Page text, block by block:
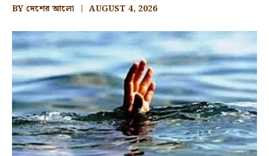
BY দেশের আলো AUGUST 4, 2026